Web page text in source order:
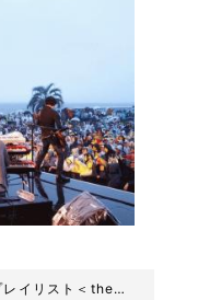
レイリスト＜the